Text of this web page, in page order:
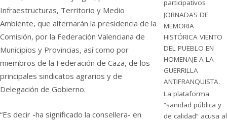
Infraestructuras, Territorio y Medio
Ambiente, que alternarán la presidencia de la
Comisión, por la Federación Valenciana de
Municipios y Provincias, así como por
miembros de la Federación de Caza, de los
principales sindicatos agrarios y de
Delegación de Gobierno.
“Es decir -ha significado la consellera- en
participativos
JORNADAS DE
MEMORIA
HISTÓRICA VIENTO
DEL PUEBLO EN
HOMENAJE A LA
GUERRILLA
ANTIFRANQUISTA.
La plataforma
“sanidad pública y
de calidad” acusa al